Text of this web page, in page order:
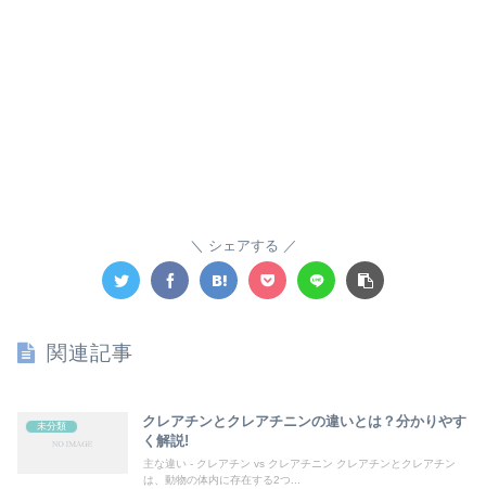
シェアする
関連記事
未分類
クレアチンとクレアチニンの違いとは？分かりやす
く解説!
主な違い - クレアチン vs クレアチニン クレアチンとクレアチン
は、動物の体内に存在する2つ...